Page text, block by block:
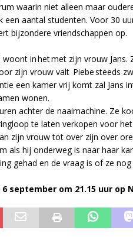
waarin niet alleen maar
aantal studenten. Voor 30
bijzondere vriendschappen op.
in het met zijn vrouw
zijn vrouw valt Piebe steeds
een kamer vrij komt zal Jans
wonen.
achter de naaimachine. Ze
te laten verkopen voor
zijn vrouw tot over zijn over
als hij onderweg is naar haar
gehad en de vraag is of ze
september om 21.15 uur op